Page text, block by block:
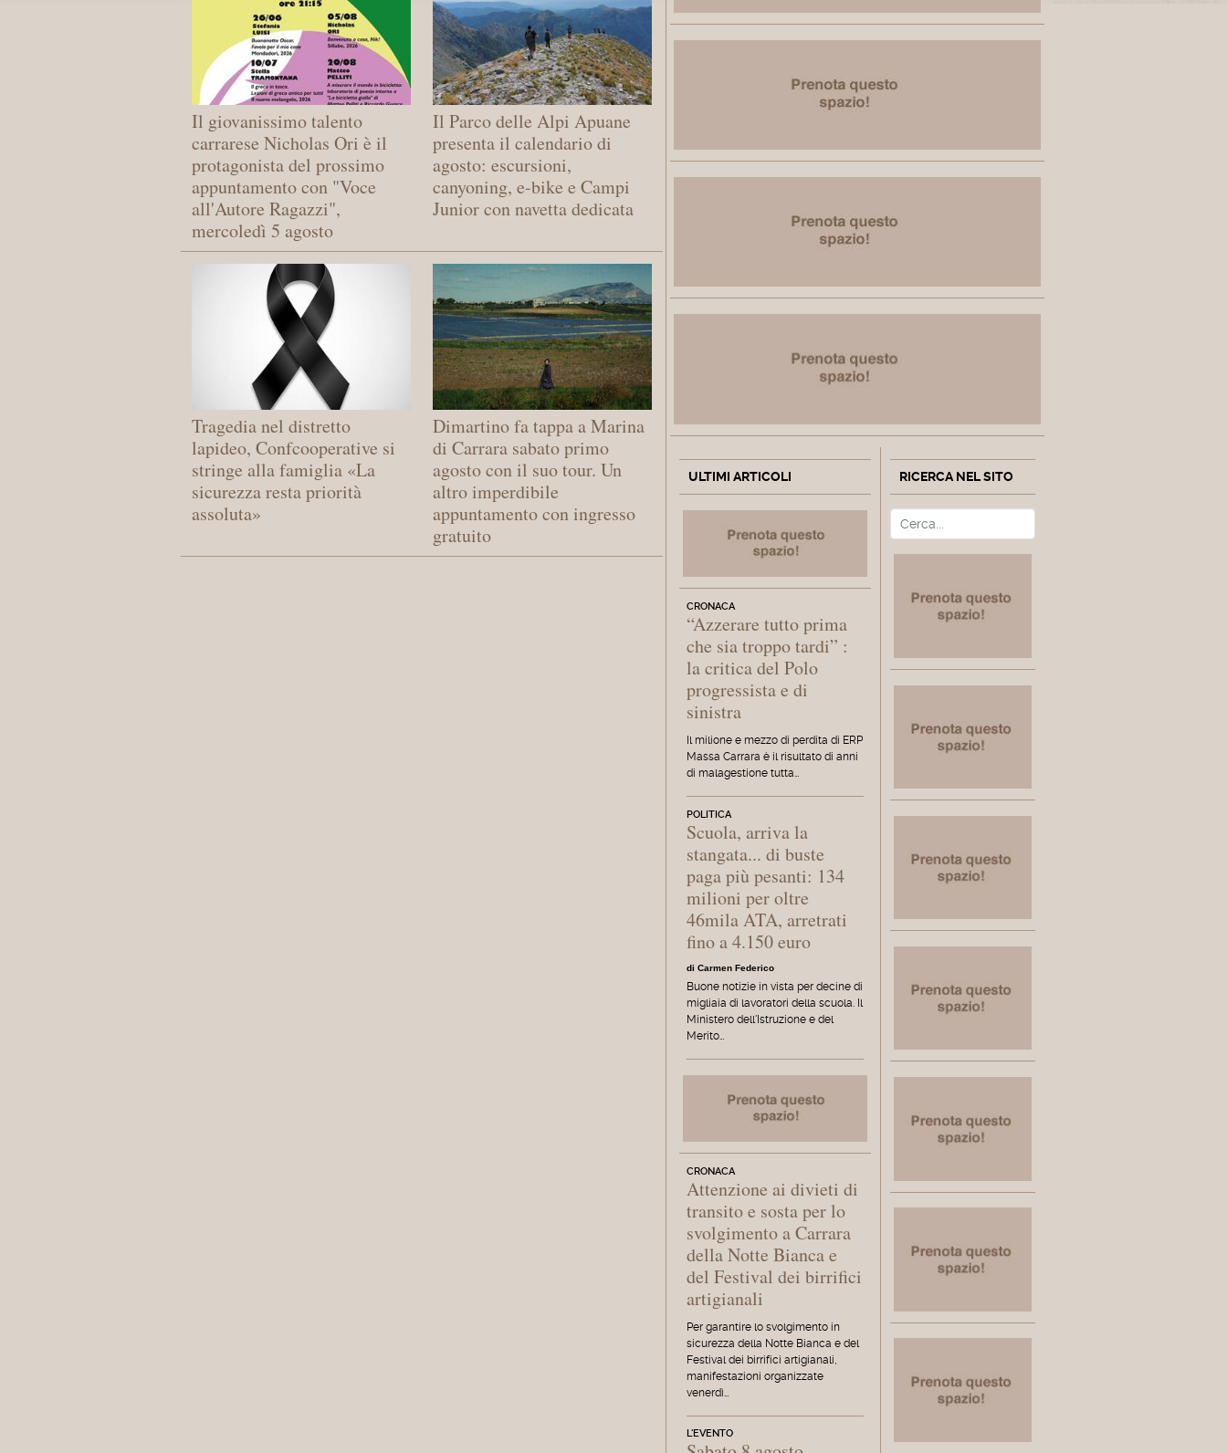
Il giovanissimo talento
carrarese Nicholas Ori è il
protagonista del prossimo
appuntamento con "Voce
all'Autore Ragazzi",
mercoledì 5 agosto
Il Parco delle Alpi Apuane
presenta il calendario di
agosto: escursioni,
canyoning, e-bike e Campi
Junior con navetta dedicata
Tragedia nel distretto
lapideo, Confcooperative si
stringe alla famiglia «La
sicurezza resta priorità
assoluta»
Dimartino fa tappa a Marina
di Carrara sabato primo
agosto con il suo tour. Un
altro imperdibile
appuntamento con ingresso
gratuito
ULTIMI ARTICOLI
CRONACA
“Azzerare tutto prima
che sia troppo tardi” :
la critica del Polo
progressista e di
sinistra
Il milione e mezzo di perdita di ERP
Massa Carrara è il risultato di anni
di malagestione tutta…
POLITICA
Scuola, arriva la
stangata... di buste
paga più pesanti: 134
milioni per oltre
46mila ATA, arretrati
fino a 4.150 euro
di Carmen Federico
Buone notizie in vista per decine di
migliaia di lavoratori della scuola. Il
Ministero dell'Istruzione e del
Merito…
CRONACA
Attenzione ai divieti di
transito e sosta per lo
svolgimento a Carrara
della Notte Bianca e
del Festival dei birrifici
artigianali
Per garantire lo svolgimento in
sicurezza della Notte Bianca e del
Festival dei birrifici artigianali,
manifestazioni organizzate
venerdì…
L'EVENTO
RICERCA NEL SITO
Cerca Type 2 or more characters